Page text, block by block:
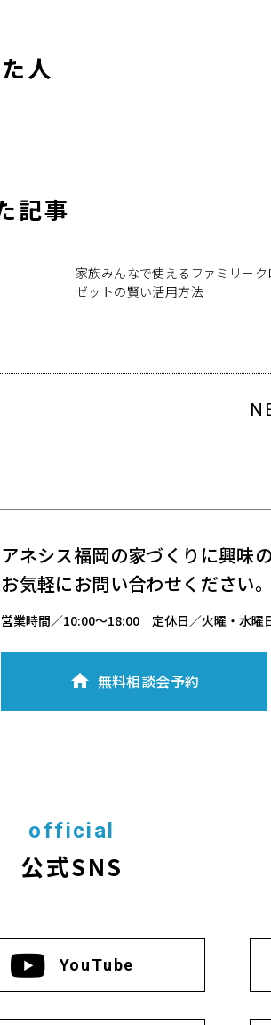
人
記事
家族みんなで使えるファミリーク
ゼットの賢い活用方法
アネシス福岡の家づくりに興味
お気軽にお問い合わせください。
営業時間／10:00～18:00 定休日／火曜・水曜
無料相談会予約
official
公式SNS
YouTube